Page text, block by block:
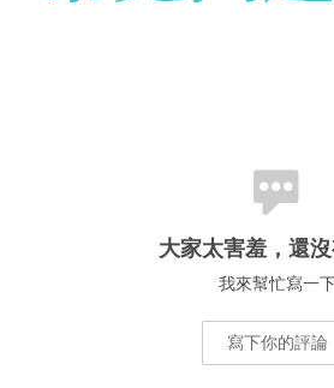
大家太害羞，還
我來幫忙寫一
寫下你的評論